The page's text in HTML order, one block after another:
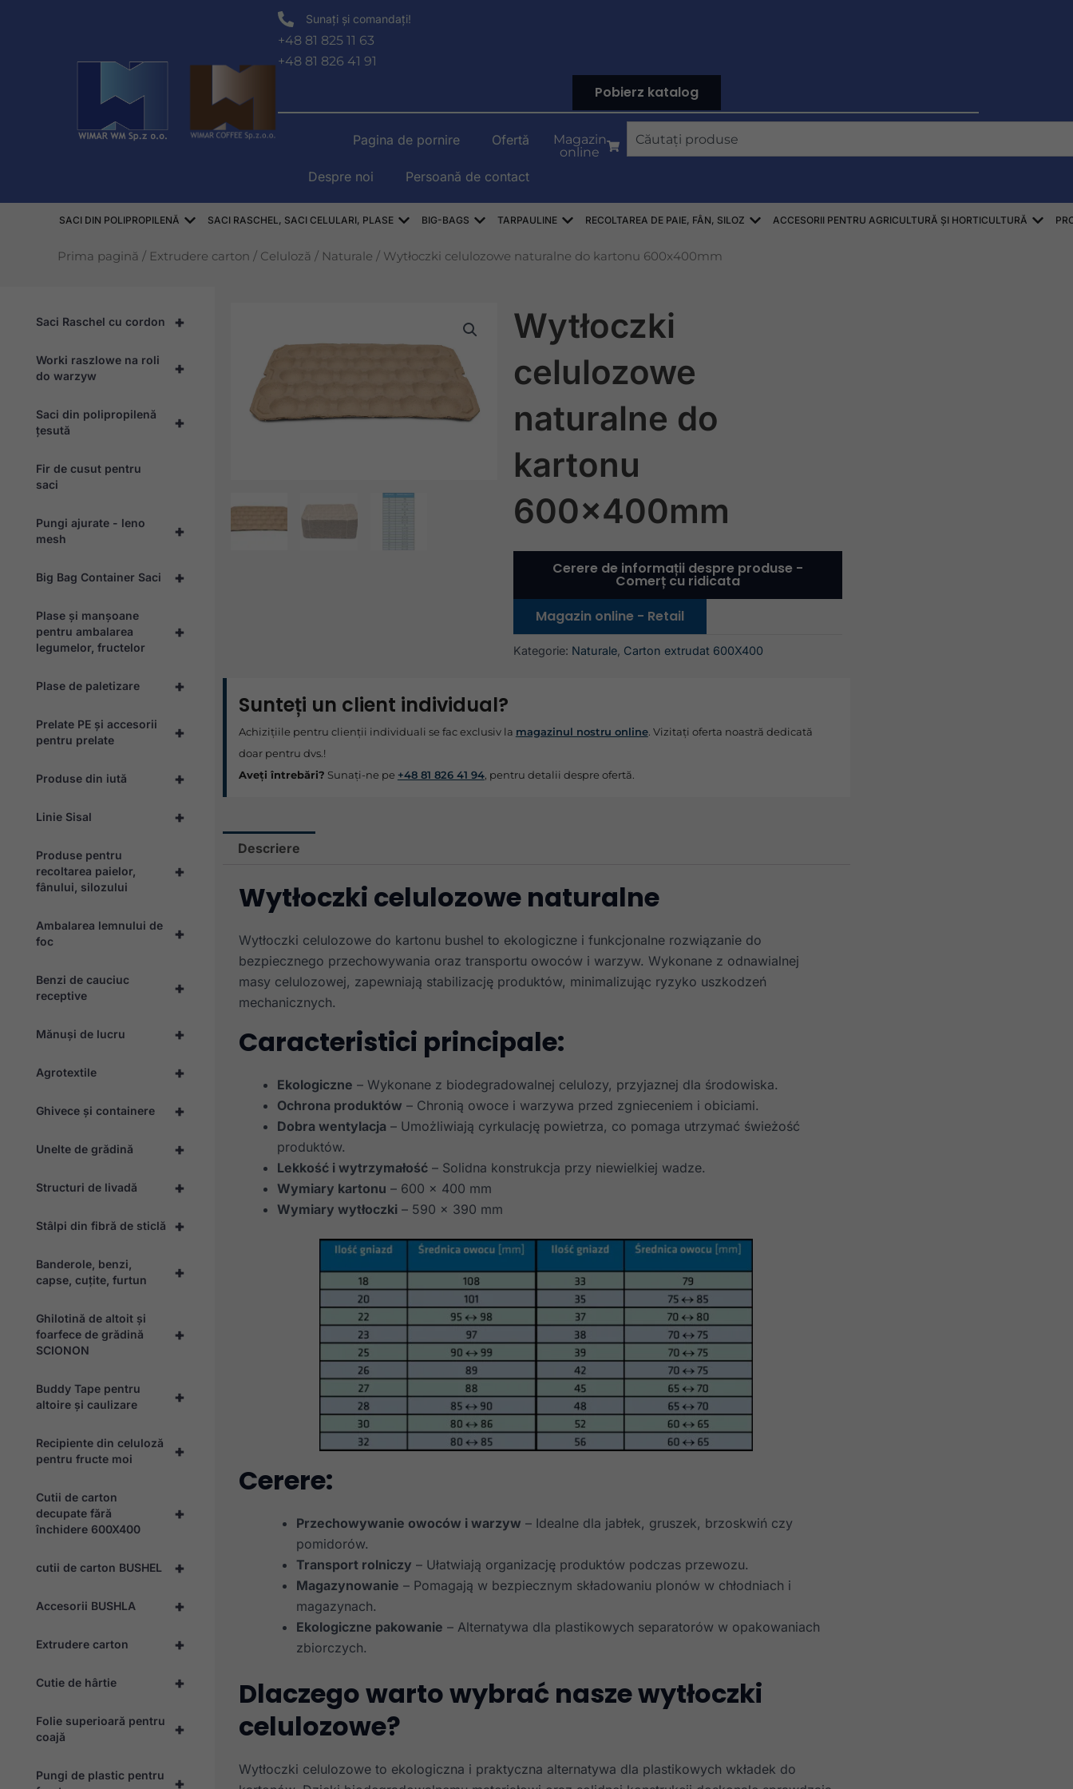
Sunați și comandați!
+48 81 825 11 63
+48 81 826 41 91
Pobierz katalog
Pagina de pornire Ofertă
Despre noi Persoană de contact
Magazin
online
Căutare
SACI DIN POLIPROPILENĂ Deschis WORKI POLIPROPYLENOWE
SACI RASCHEL, SACI CELULARI, PLASE Deschis WORKI RASZLOWE, AŻUROWE, SIATKI
BIG-BAGS Deschis WORKI BIG-BAG
TARPAULINE Deschis PLANDEKI
RECOLTAREA DE PAIE, FÂN, SILOZ Deschis ZBIÓR SŁOMY, SIANA, KISZONEK
ACCESORII PENTRU AGRICULTURĂ ȘI HORTICULTURĂ
Prima pagină / Extrudere carton / Celuloză / Naturale / Wytłoczki celulozowe naturalne do kartonu 600x400mm
+
Saci Raschel cu cordon
+
Worki raszlowe na roli
do warzyw
+
Saci din polipropilenă
țesută
Fir de cusut pentru
saci
+
Pungi ajurate - leno
mesh
+
Big Bag Container Saci
+
Plase și manșoane
pentru ambalarea
legumelor, fructelor
+
Plase de paletizare
+
Prelate PE și accesorii
pentru prelate
+
Produse din iută
+
Linie Sisal
+
Produse pentru
recoltarea paielor,
fânului, silozului
+
Ambalarea lemnului de
foc
+
Benzi de cauciuc
receptive
+
Mănuși de lucru
+
Agrotextile
+
Ghivece și containere
+
Unelte de grădină
+
Structuri de livadă
+
Stâlpi din fibră de sticlă
+
Banderole, benzi,
capse, cuțite, furtun
+
Ghilotină de altoit și
foarfece de grădină
SCIONON
+
Buddy Tape pentru
altoire și caulizare
+
Recipiente din celuloză
pentru fructe moi
+
Cutii de carton
decupate fără
închidere 600X400
+
cutii de carton BUSHEL
+
Accesorii BUSHLA
+
Extrudere carton
+
Cutie de hârtie
+
Folie superioară pentru
coajă
+
Pungi de plastic pentru
Wytłoczki
celulozowe
naturalne do
kartonu
600x400mm
Cerere de informații despre produse -
Comerț cu ridicata
Magazin online - Retail
Kategorie: Naturale, Carton extrudat 600X400
Sunteți un client individual?
Achizițiile pentru clienții individuali se fac exclusiv la magazinul nostru online. Vizitați oferta noastră dedicată
doar pentru dvs.!
Aveți întrebări? Sunați-ne pe +48 81 826 41 94, pentru detalii despre ofertă.
Descriere
Wytłoczki celulozowe naturalne
Wytłoczki celulozowe do kartonu bushel to ekologiczne i funkcjonalne rozwiązanie do
bezpiecznego przechowywania oraz transportu owoców i warzyw. Wykonane z odnawialnej
masy celulozowej, zapewniają stabilizację produktów, minimalizując ryzyko uszkodzeń
mechanicznych.
Caracteristici principale:
Ekologiczne – Wykonane z biodegradowalnej celulozy, przyjaznej dla środowiska.
Ochrona produktów – Chronią owoce i warzywa przed zgnieceniem i obiciami.
Dobra wentylacja – Umożliwiają cyrkulację powietrza, co pomaga utrzymać świeżość
produktów.
Lekkość i wytrzymałość– Solidna konstrukcja przy niewielkiej wadze.
Wymiary kartonu – 600 x 400 mm
Wymiary wytłoczki– 590 x 390 mm
Cerere:
Przechowywanie owoców i warzyw – Idealne dla jabłek, gruszek, brzoskwiń czy
pomidorów.
Transport rolniczy – Ułatwiają organizację produktów podczas przewozu.
Magazynowanie – Pomagają w bezpiecznym składowaniu plonów w chłodniach i
magazynach.
Ekologiczne pakowanie – Alternatywa dla plastikowych separatorów w opakowaniach
zbiorczych.
Dlaczego warto wybrać nasze wytłoczki
celulozowe?
Wytłoczki celulozowe to ekologiczna i praktyczna alternatywa dla plastikowych wkładek do